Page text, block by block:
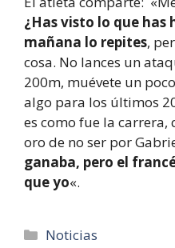
¿Has visto lo que has
mañana lo repites,
cosa. No lances un
200m, muévete un
algo para los últimos
es como fue la
oro de no ser por
ganaba, pero el
que yo«.
Categorías
Noticias